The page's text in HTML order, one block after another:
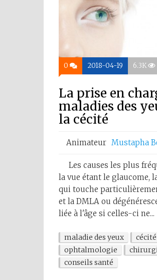
0 2018-04-19 6.3K
La prise en
maladies des
la cécité
Animateur Mustapha
Les causes les plus
la vue étant le glaucome,
qui touche
et la DMLA ou
liée à l'âge si celles-ci ne...
maladie des yeux cécité
ophtalmologie
conseils santé